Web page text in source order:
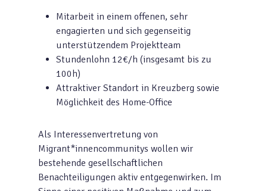
Mitarbeit in einem offenen, sehr
engagierten und sich gegenseitig
unterstützendem Projektteam
Stundenlohn 12€/h (insgesamt bis zu
100h)
Attraktiver Standort in Kreuzberg sowie
Möglichkeit des Home-Office
Als Interessenvertretung von
Migrant*innencommunitys wollen wir
bestehende gesellschaftlichen
Benachteiligungen aktiv entgegenwirken. Im